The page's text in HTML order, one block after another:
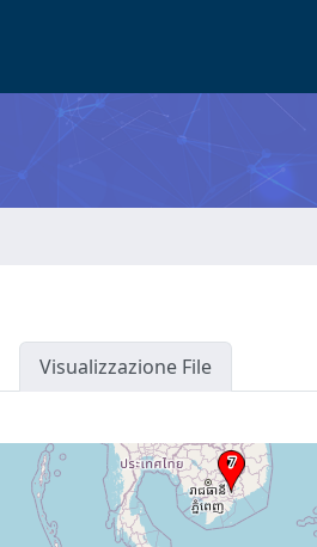
Visualizzazione File